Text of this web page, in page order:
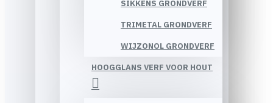
SIKKENS GRONDVERF
TRIMETAL GRONDVERF
WIJZONOL GRONDVERF
HOOGGLANS VERF VOOR HOUT